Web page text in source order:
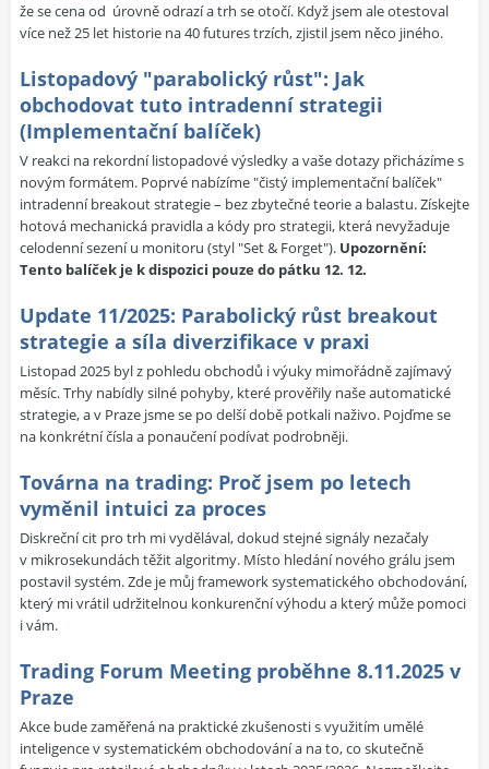
že se cena od úrovně odrazí a trh se otočí. Když jsem ale otestoval
více než 25 let historie na 40 futures trzích, zjistil jsem něco jiného.
Listopadový "parabolický růst": Jak
obchodovat tuto intradenní strategii
(Implementační balíček)
V reakci na rekordní listopadové výsledky a vaše dotazy přicházíme s
novým formátem. Poprvé nabízíme "čistý implementační balíček"
intradenní breakout strategie – bez zbytečné teorie a balastu. Získejte
hotová mechanická pravidla a kódy pro strategii, která nevyžaduje
celodenní sezení u monitoru (styl "Set & Forget"). Upozornění:
Tento balíček je k dispozici pouze do pátku 12. 12.
Update 11/2025: Parabolický růst breakout
strategie a síla diverzifikace v praxi
Listopad 2025 byl z pohledu obchodů i výuky mimořádně zajímavý
měsíc. Trhy nabídly silné pohyby, které prověřily naše automatické
strategie, a v Praze jsme se po delší době potkali naživo. Pojďme se
na konkrétní čísla a ponaučení podívat podrobněji.
Továrna na trading: Proč jsem po letech
vyměnil intuici za proces
Diskreční cit pro trh mi vydělával, dokud stejné signály nezačaly
v mikrosekundách těžit algoritmy. Místo hledání nového grálu jsem
postavil systém. Zde je můj framework systematického obchodování,
který mi vrátil udržitelnou konkurenční výhodu a který může pomoci
i vám.
Trading Forum Meeting proběhne 8.11.2025 v
Praze
Akce bude zaměřená na praktické zkušenosti s využitím umělé
inteligence v systematickém obchodování a na to, co skutečně